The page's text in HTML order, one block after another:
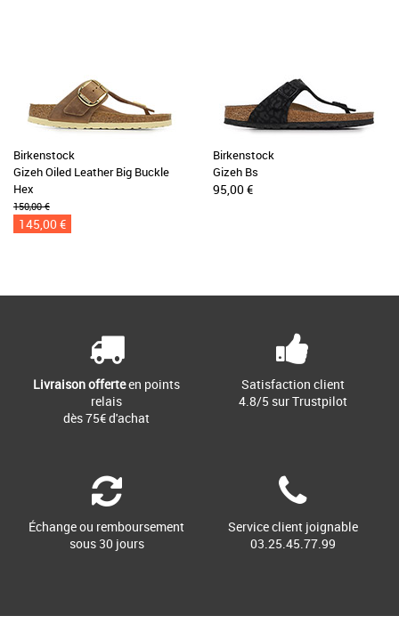
Birkenstock
Gizeh Oiled Leather Big Buckle
Hex
150,00 €
145,00 €
Birkenstock
Gizeh Bs
95,00 €
Livraison offerteen points
relais
dès 75€ d'achat
Satisfaction client
4.8/5 sur Trustpilot
Échange ou remboursement
sous 30 jours
Service client joignable
03.25.45.77.99